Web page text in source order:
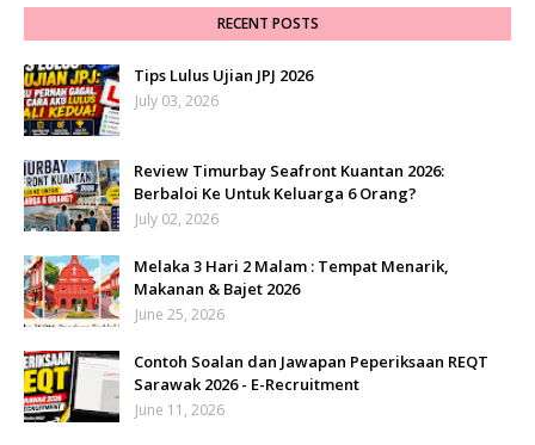
RECENT POSTS
Tips Lulus Ujian JPJ 2026
July 03, 2026
Review Timurbay Seafront Kuantan 2026:
Berbaloi Ke Untuk Keluarga 6 Orang?
July 02, 2026
Melaka 3 Hari 2 Malam : Tempat Menarik,
Makanan & Bajet 2026
June 25, 2026
Contoh Soalan dan Jawapan Peperiksaan REQT
Sarawak 2026 - E-Recruitment
June 11, 2026